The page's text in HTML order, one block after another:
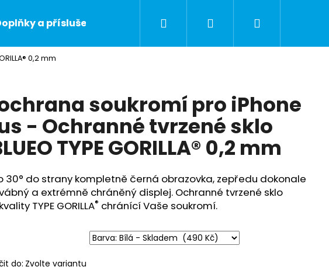
a příslušenství Servis Apple zařízení
Hledat PřihlášeníNákupní
0,2 mm
soukromí pro iPhone
- Ochranné tvrzené sklo
TYPE GORILLA® 0,2 mm
30° do strany kompletně černá obrazovka, zepředu dokonale
a extrémně chráněný displej. Ochranné tvrzené sklo
TYPE GORILLA® chránící Vaše soukromí.
do: Zvolte variantu
Následující
HD EXTRA ODOLNÉ OCHRANNÉ